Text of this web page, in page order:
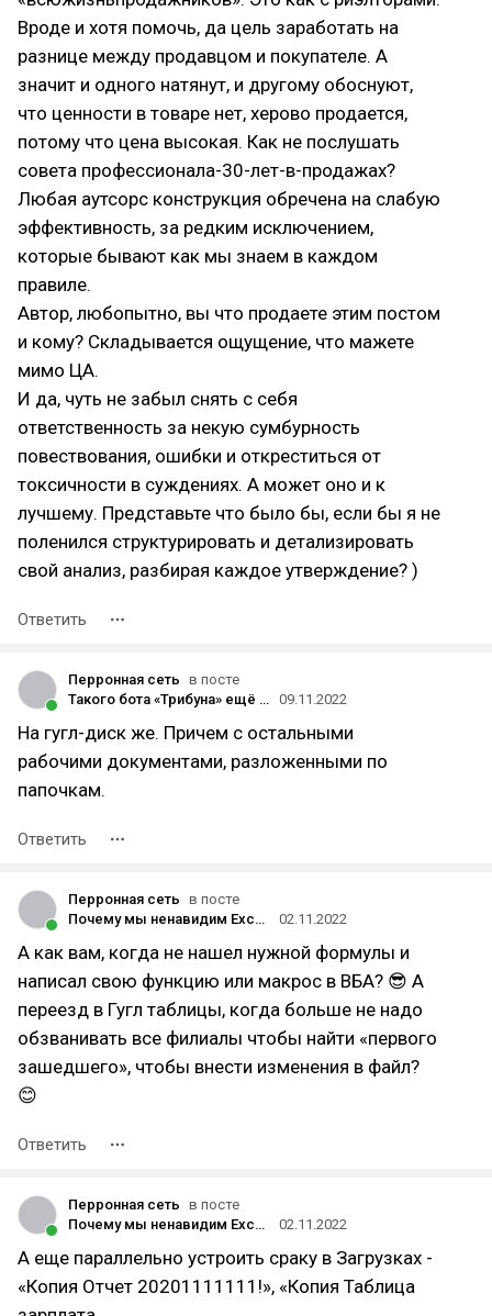
Вроде и хотя помочь, да цель заработать на
разнице между продавцом и покупателе. А
значит и одного натянут, и другому обоснуют,
что ценности в товаре нет, херово продается,
потому что цена высокая. Как не послушать
совета профессионала-30-лет-в-продажах?
Любая аутсорс конструкция обречена на слабую
эффективность, за редким исключением,
которые бывают как мы знаем в каждом
правиле.
Автор, любопытно, вы что продаете этим постом
и кому? Складывается ощущение, что мажете
мимо ЦА.
И да, чуть не забыл снять с себя
ответственность за некую сумбурность
повествования, ошибки и откреститься от
токсичности в суждениях. А может оно и к
лучшему. Представьте что было бы, если бы я не
поленился структурировать и детализировать
свой анализ, разбирая каждое утверждение? )
Ответить
Перронная сеть в посте
Такого бота «Трибуна» ещё не видела, или конструктор триггеров в группах Telegram 09.11.2022
На гугл-диск же. Причем с остальными
рабочими документами, разложенными по
папочкам.
Ответить
Перронная сеть в посте
Почему мы ненавидим Excel, но не можем без него
02.11.2022
А как вам, когда не нашел нужной формулы и
написал свою функцию или макрос в ВБА? 😎 А
переезд в Гугл таблицы, когда больше не надо
обзванивать все филиалы чтобы найти «первого
зашедшего», чтобы внести изменения в файл?
😊
Ответить
Перронная сеть в посте
Почему мы ненавидим Excel, но не можем без него
02.11.2022
А еще параллельно устроить сраку в Загрузках -
«Копия Отчет 20201111111!», «Копия Таблица